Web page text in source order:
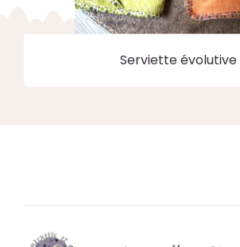
Serviette évolutive